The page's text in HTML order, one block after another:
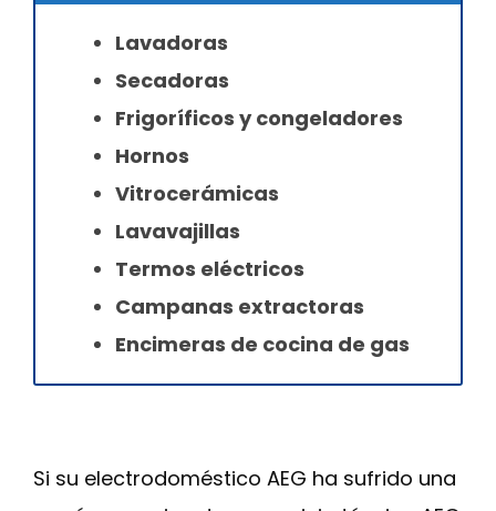
Lavadoras
Secadoras
Frigoríficos y congeladores
Hornos
Vitrocerámicas
Lavavajillas
Termos eléctricos
Campanas extractoras
Encimeras de cocina de gas
Si su electrodoméstico AEG ha sufrido una